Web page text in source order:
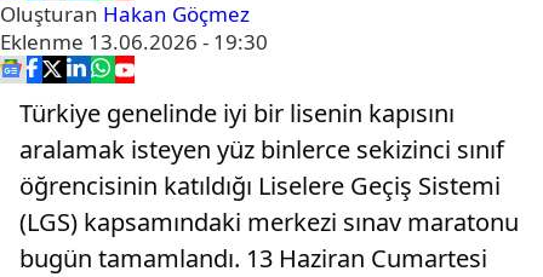
Oluşturan Hakan Göçmez
Eklenme 13.06.2026 - 19:30
Türkiye genelinde iyi bir lisenin kapısını
aralamak isteyen yüz binlerce sekizinci sınıf
öğrencisinin katıldığı Liselere Geçiş Sistemi
(LGS) kapsamındaki merkezi sınav maratonu
bugün tamamlandı. 13 Haziran Cumartesi